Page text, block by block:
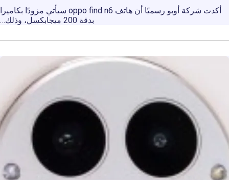
أكدت شركة أوبو رسميًا أن هاتف oppo find n6 سيأتي مزودًا بكاميرا
بدقة 200 ميجابكسل، وذلك…